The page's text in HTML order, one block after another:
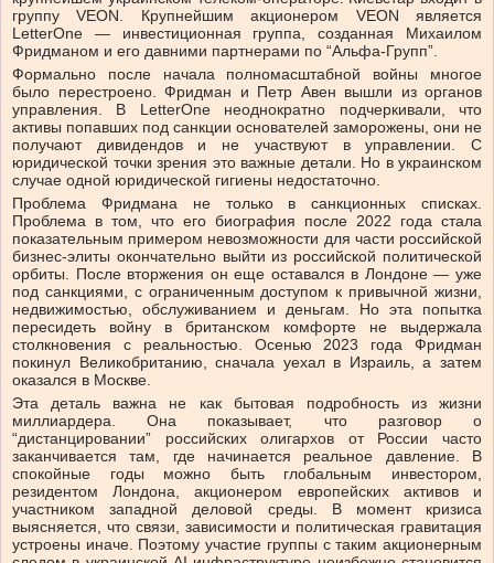
группу VEON. Крупнейшим акционером VEON является
LetterOne — инвестиционная группа, созданная Михаилом
Фридманом и его давними партнерами по “Альфа-Групп”.
Формально после начала полномасштабной войны многое
было перестроено. Фридман и Петр Авен вышли из органов
управления. В LetterOne неоднократно подчеркивали, что
активы попавших под санкции основателей заморожены, они не
получают дивидендов и не участвуют в управлении. С
юридической точки зрения это важные детали. Но в украинском
случае одной юридической гигиены недостаточно.
Проблема Фридмана не только в санкционных списках.
Проблема в том, что его биография после 2022 года стала
показательным примером невозможности для части российской
бизнес-элиты окончательно выйти из российской политической
орбиты. После вторжения он еще оставался в Лондоне — уже
под санкциями, с ограниченным доступом к привычной жизни,
недвижимостью, обслуживанием и деньгам. Но эта попытка
пересидеть войну в британском комфорте не выдержала
столкновения с реальностью. Осенью 2023 года Фридман
покинул Великобританию, сначала уехал в Израиль, а затем
оказался в Москве.
Эта деталь важна не как бытовая подробность из жизни
миллиардера. Она показывает, что разговор о
“дистанцировании” российских олигархов от России часто
заканчивается там, где начинается реальное давление. В
спокойные годы можно быть глобальным инвестором,
резидентом Лондона, акционером европейских активов и
участником западной деловой среды. В момент кризиса
выясняется, что связи, зависимости и политическая гравитация
устроены иначе. Поэтому участие группы с таким акционерным